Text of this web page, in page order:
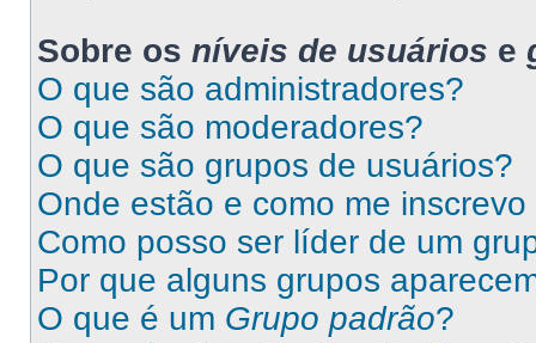
Sobre os níveis de usuários e
O que são administradores?
O que são moderadores?
O que são grupos de usuários?
Onde estão e como me
Como posso ser líder de um
Por que alguns grupos
O que é um Grupo padrão?